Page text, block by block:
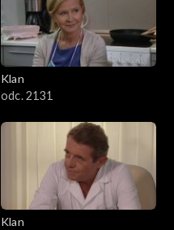
Klan
odc. 2131
Klan